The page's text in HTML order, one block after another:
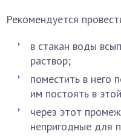
Рекомендуется
в стакан воды
раствор;
поместить в него
им постоять в
через этот
непригодные для